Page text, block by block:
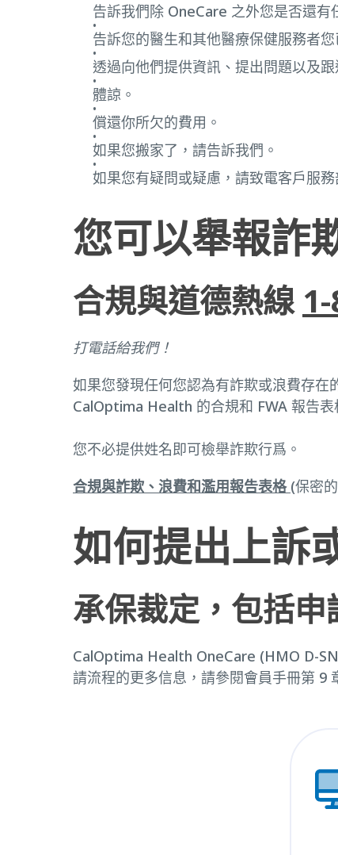
告訴我們除 OneCare 之外您是否還有
告訴您的醫生和其他醫療保健服務者
透過向他們提供資訊、提出問題以及
體諒。
償還你所欠的費用。
如果您搬家了，請告訴我們。
如果您有疑問或疑慮，請致電客戶服務
您可以舉報詐
合規與道德熱線
打電話給我們！
如果您發現任何您認為有詐欺或浪費存在
CalOptima Health 的合規和 FWA 報告表
您不必提供姓名即可檢舉詐欺行爲。
合規與詐欺、浪費和濫用報告表格 (保密
如何提出上訴
承保裁定，包括
CalOptima Health OneCare (HMO D-
請流程的更多信息，請參閱會員手冊第 9